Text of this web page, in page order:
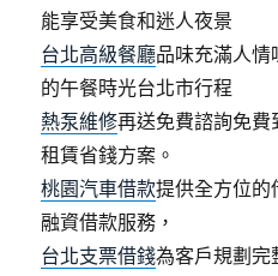
能享受美食和迷人夜景
台北高級餐廳品味充滿人情
的午餐時光台北市行程
熱泵維修再送免費諮詢免
租賃省錢方案。
桃園汽車借款提供全方位的
融資借款服務，
台北支票借錢為客戶規劃完